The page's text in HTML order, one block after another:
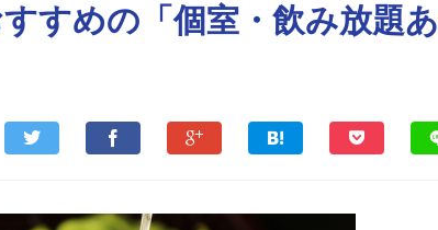
すめの「個室・飲み放題あ